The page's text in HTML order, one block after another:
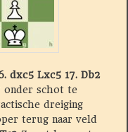
dxc5 Lxc5 17. Db2
onder schot te
dreiging
terug naar veld